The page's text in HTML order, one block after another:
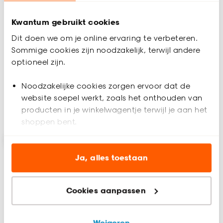
Kwantum gebruikt cookies
Dit doen we om je online ervaring te verbeteren.
Sommige cookies zijn noodzakelijk, terwijl andere
optioneel zijn.
Noodzakelijke cookies zorgen ervoor dat de
website soepel werkt, zoals het onthouden van
producten in je winkelwagentje terwijl je aan het
shoppen bent.
Analytische cookies (optioneel) helpen ons de
website te verbeteren voor jou en al onze andere
Marketing cookies (optioneel) laten jou
relevante informatie en aanbiedingen zien op
Ja, alles toestaan
Cookies aanpassen
Stoel Masone
Champagne
4.9(
Bezorgen 4 werkdagen
Stoel Comiso Zand
Binnen 2-3 werkdagen bezorgd